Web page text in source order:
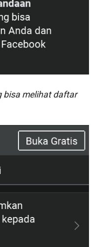
bisa melihat daftar